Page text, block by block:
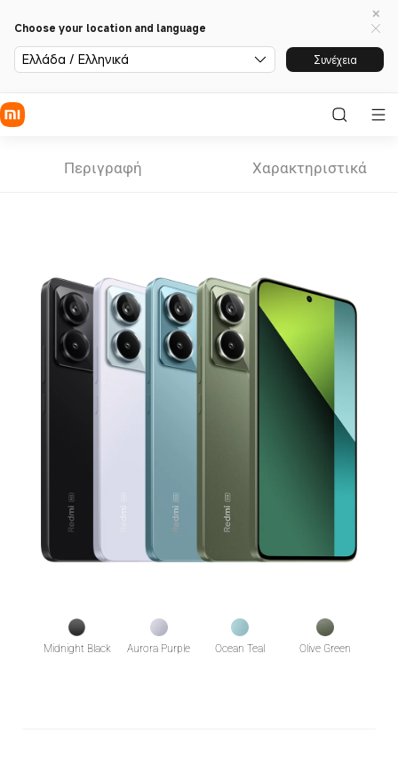
Choose your location and language
Ελλάδα / Ελληνικά Συνέχεια
Περιγραφή Χαρακτηριστικά
Midnight Black Aurora Purple Ocean Teal Olive Green